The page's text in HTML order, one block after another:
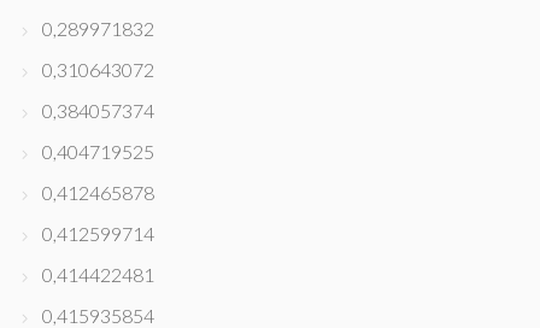
0,289971832
0,310643072
0,384057374
0,404719525
0,412465878
0,412599714
0,414422481
0,415935854